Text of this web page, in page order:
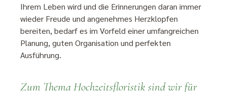
Ihrem Leben wird und die Erinnerungen daran immer
wieder Freude und angenehmes Herzklopfen
bereiten, bedarf es im Vorfeld einer umfangreichen
Planung, guten Organisation und perfekten
Ausführung.
Zum Thema Hochzeitsfloristik sind wir für